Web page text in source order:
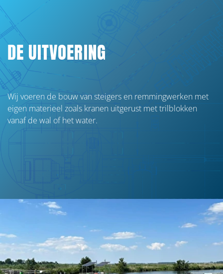
ONZE SPECIALISATIES
Bruggen
Gemalen en stuwen
Steigers en remmingswerken
Damwanden en beschoeiing
Contactgegevens
info@vegterwaterbouw.nl
0598 - 72 42 02
DE UITVOERING
Wij voeren de bouw van steigers en remmingwerken met
eigen materieel zoals kranen uitgerust met trilblokken
vanaf de wal of het water.